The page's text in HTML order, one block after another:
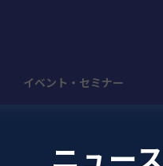
イベント・セミナー
ニュース